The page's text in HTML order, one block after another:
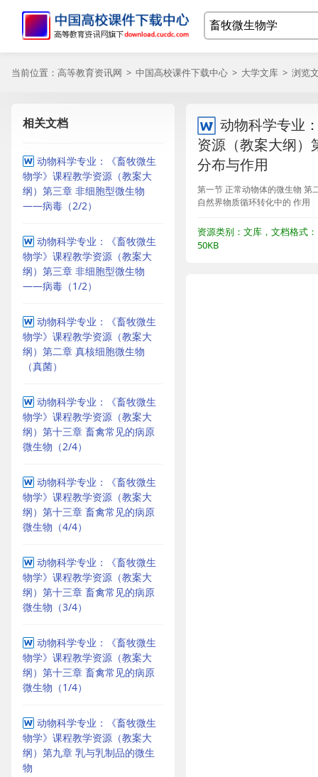
当前位置： 高等教育资讯网 > 中国高校课件下载中心 > 大学文库 > 浏览
相关文档
动物科学专业：《畜牧微生
物学》课程教学资源（教案大
纲）第三章 非细胞型微生物
——病毒（2/2）
动物科学专业：《畜牧微生
物学》课程教学资源（教案大
纲）第三章 非细胞型微生物
——病毒（1/2）
动物科学专业：《畜牧微生
物学》课程教学资源（教案大
纲）第二章 真核细胞微生物
（真菌）
动物科学专业：《畜牧微生
物学》课程教学资源（教案大
纲）第十三章 畜禽常见的病原
微生物（2/4）
动物科学专业：《畜牧微生
物学》课程教学资源（教案大
纲）第十三章 畜禽常见的病原
微生物（4/4）
动物科学专业：《畜牧微生
物学》课程教学资源（教案大
纲）第十三章 畜禽常见的病原
微生物（3/4）
动物科学专业：《畜牧微生
物学》课程教学资源（教案大
纲）第十三章 畜禽常见的病原
微生物（1/4）
动物科学专业：《畜牧微生
物学》课程教学资源（教案大
纲）第九章 乳与乳制品的微生
物
动物科学专业
资源（教案大纲）
分布与作用
第一节 正常动物体的微生物 第
自然界物质循环转化中的 作用
资源类别：文库，文档格式
50KB